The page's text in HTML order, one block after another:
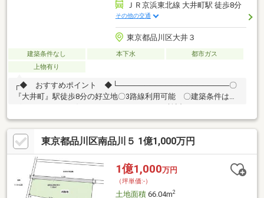
ＪＲ京浜東北線 大井町駅 徒歩8分
その他の交通
東京都品川区大井３
建築条件なし 本下水
都市ガス
上物有り
┌◆ おすすめポイント ◆└─────────────────────〇
『大井町』駅徒歩8分の好立地〇3路線利用可能 〇建築条件はご
〇コンビニ、スーパーが近く、生活至便な住環境┌◆ 物件概
要 ◆└─────────────────────◆土地面積：
63.99m2（別途セットバック約9.61m2あり）◆建ぺい率：80％◆
容積率：240％◆市街化区域◆近隣商業地域◆防火地域
東京都品川区南品川５ 1億1,000万円
1億1,000万円
（坪単価:-）
土地面積66.04m2